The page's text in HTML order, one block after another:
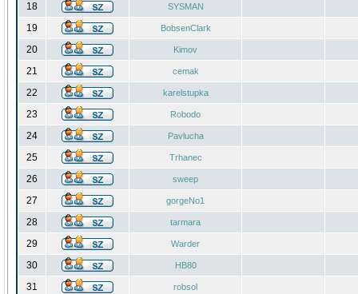
18 SYSMAN
19 BobsenClark
20 Kimov
21 cemak
22 karelstupka
23 Robodo
24 Pavlucha
25 Trhanec
26 sweep
27 gorgeNo1
28 tarmara
29 Warder
30 HB80
31 robsol